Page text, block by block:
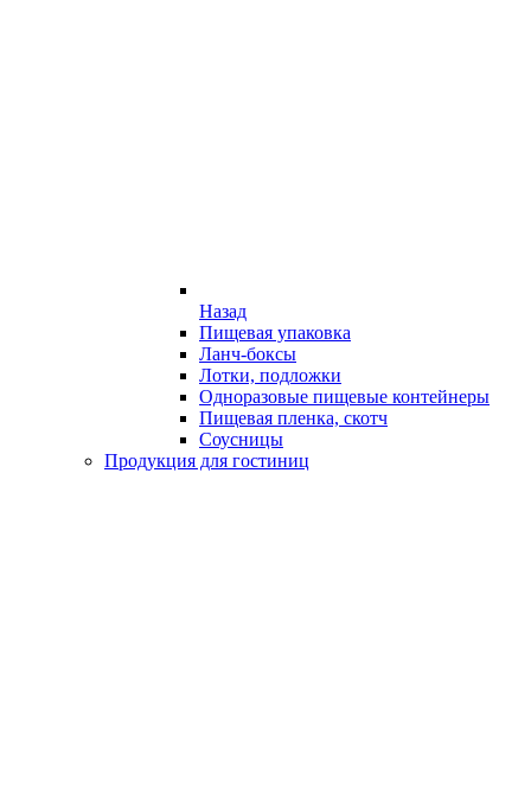
Назад
Пищевая упаковка
Ланч-боксы
Лотки, подложки
Одноразовые пищевые контейнеры
Пищевая пленка, скотч
Соусницы
Продукция для гостиниц